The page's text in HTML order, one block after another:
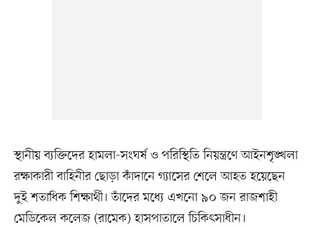
স্থানীয় ব্যক্তিদের হামলা-সংঘর্ষ ও পরিস্থিতি নিয়ন্ত্রণে আইনশৃঙ্খলা
রক্ষাকারী বাহিনীর ছোড়া কাঁদানে গ্যাসের শেলে আহত হয়েছেন
দুই শতাধিক শিক্ষার্থী। তাঁদের মধ্যে এখনো ৯০ জন রাজশাহী
মেডিকেল কলেজ (রামেক) হাসপাতালে চিকিৎসাধীন।